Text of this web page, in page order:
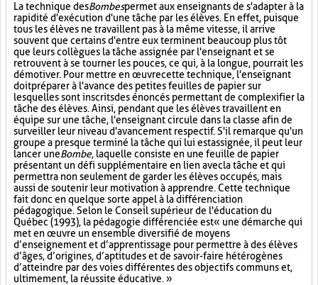
La technique desBombespermet aux enseignants de s'adapter à la
rapidité d'exécution d'une tâche par les élèves. En effet, puisque
tous les élèves ne travaillent pas à la même vitesse, il arrive
souvent que certains d'entre eux terminent beaucoup plus tôt
que leurs collègues la tâche assignée par l'enseignant et se
retrouvent à se tourner les pouces, ce qui, à la longue, pourrait les
démotiver. Pour mettre en œuvre cette technique, l'enseignant
doit préparer à l'avance des petites feuilles de papier sur
lesquelles sont inscrits des énoncés permettant de complexifier la
tâche des élèves. Ainsi, pendant que les élèves travaillent en
équipe sur une tâche, l'enseignant circule dans la classe afin de
surveiller leur niveau d'avancement respectif. S'il remarque qu'un
groupe a presque terminé la tâche qui lui est assignée, il peut leur
lancer uneBombe, laquelle consiste en une feuille de papier
présentant un défi supplémentaire en lien avec la tâche et qui
permettra non seulement de garder les élèves occupés, mais
aussi de soutenir leur motivation à apprendre. Cette technique
fait donc en quelque sorte appel à la différenciation
pédagogique. Selon le Conseil supérieur de l'éducation du
Québec (1993), la pédagogie différenciée est « une démarche qui
met en œuvre un ensemble diversifié de moyens
d’enseignement et d’apprentissage pour permettre à des élèves
d’âges, d’origines, d’aptitudes et de savoir-faire hétérogènes
d’atteindre par des voies différentes des objectifs communs et,
ultimement, la réussite éducative. »